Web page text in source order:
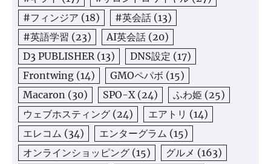
#フィンジア (18) #英会話 (13)
#英語学習 (23) AI英会話 (20)
D3 PUBLISHER (13) DNS設定 (17)
Frontwing (14) GMOペパボ (15)
Macaron (30) SPO-X (24) ふわ姫 (25)
ウェブホスティング (24) エアトリ (14)
エレコム (34) エンターグラム (15)
オンラインショッピング (15) グルメ (163)